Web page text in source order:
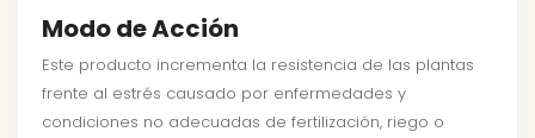
Modo de Acción
Este producto incrementa la resistencia de las plantas
frente al estrés causado por enfermedades y
condiciones no adecuadas de fertilización, riego o